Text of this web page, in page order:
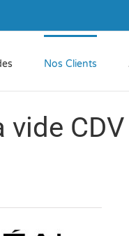
Nos Clients